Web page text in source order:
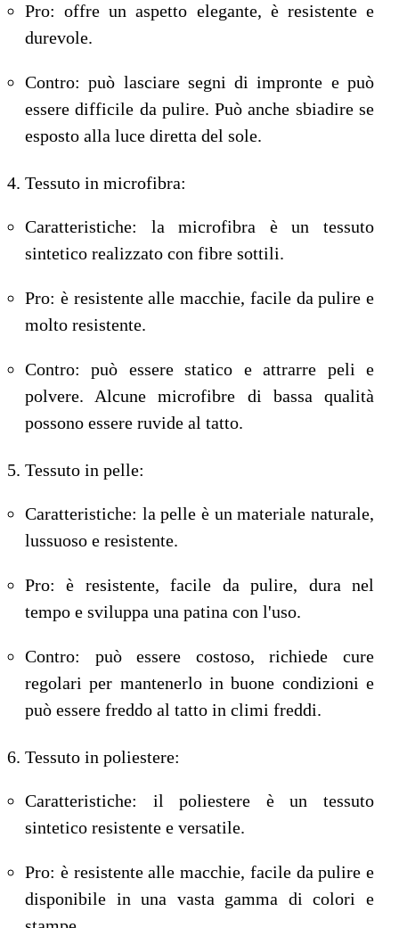
Pro: offre un aspetto elegante, è resistente e
durevole.
Contro: può lasciare segni di impronte e può
essere difficile da pulire. Può anche sbiadire se
esposto alla luce diretta del sole.
Tessuto in microfibra:
Caratteristiche: la microfibra è un tessuto
sintetico realizzato con fibre sottili.
Pro: è resistente alle macchie, facile da pulire e
molto resistente.
Contro: può essere statico e attrarre peli e
polvere. Alcune microfibre di bassa qualità
possono essere ruvide al tatto.
Tessuto in pelle:
Caratteristiche: la pelle è un materiale naturale,
lussuoso e resistente.
Pro: è resistente, facile da pulire, dura nel
tempo e sviluppa una patina con l'uso.
Contro: può essere costoso, richiede cure
regolari per mantenerlo in buone condizioni e
può essere freddo al tatto in climi freddi.
Tessuto in poliestere:
Caratteristiche: il poliestere è un tessuto
sintetico resistente e versatile.
Pro: è resistente alle macchie, facile da pulire e
disponibile in una vasta gamma di colori e